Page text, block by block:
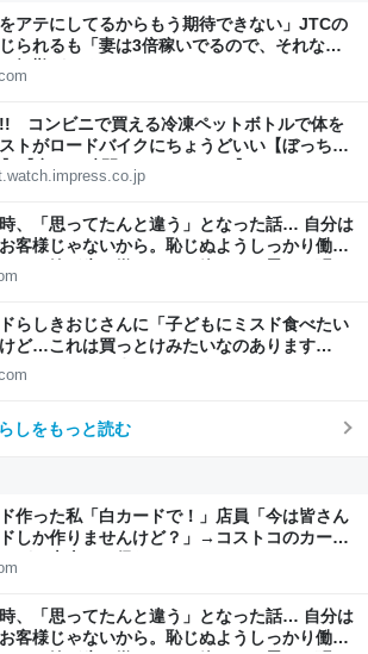
アテにしてるからもう期待できない」JTCの
られるも「妻は3倍稼いでるので、それなら
転勤がなくなった
コンビニで買える冷凍ペットボトルで体を
トがロードバイクにちょうどいい【ぼっち・
【空いた時間でなにしてる？】
、「思ってたんと違う」となった話… 自分は
客様じゃないから。恥じぬようしっかり働
で、嫁ぎ先で嫌われたら終わりと思い、張り
らしきおじさんに「子どもにミスド食べたい
ど…これは買っとけみたいなのあります
イベントが発生して、興奮した
しをもっと読む
作った私「白カードで！」店員「今は皆さん
しか作りませんけど？」→コストコのカード
が、本当にお得なの？
、「思ってたんと違う」となった話… 自分は
客様じゃないから。恥じぬようしっかり働